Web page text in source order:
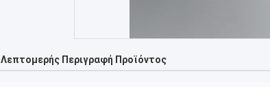
Λεπτομερής Περιγραφή Προϊόντος